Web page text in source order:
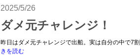
2025/5/26
ダメ元チャレンジ！
昨日はダメ元チャレンジで出船。実は自分の中で7
きを読む